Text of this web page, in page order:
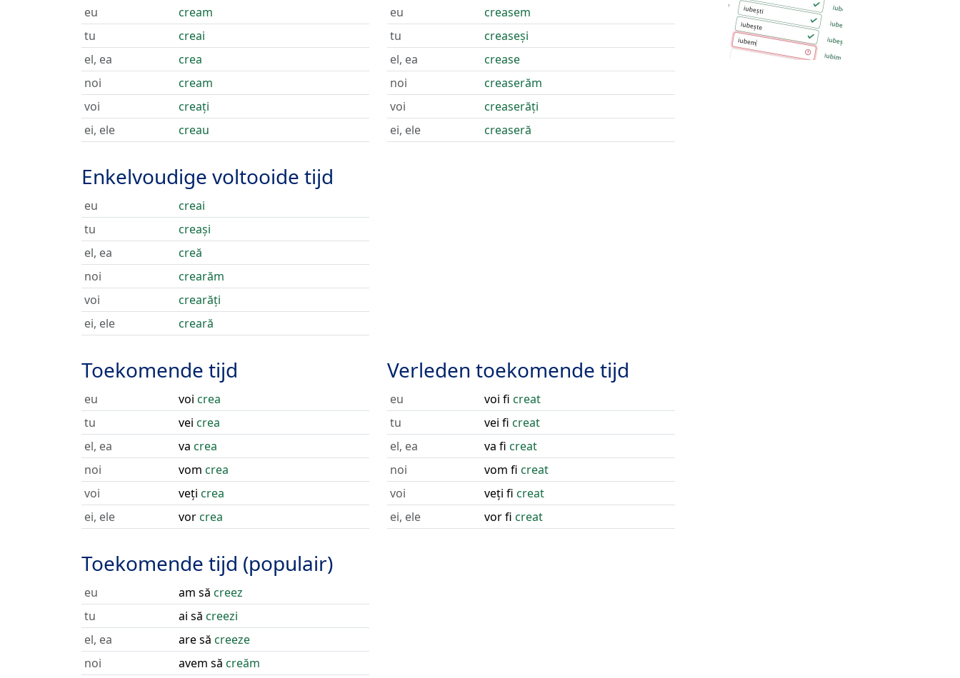
eu
cream
tu
creai
el, ea
crea
noi
cream
voi
creați
ei, ele
creau
Enkelvoudige voltooide tijd
eu
creai
tu
creași
el, ea
creă
noi
crearăm
voi
crearăți
ei, ele
creară
eu
creasem
tu
creaseși
el, ea
crease
noi
creaserăm
voi
creaserăți
ei, ele
creaseră
Toekomende tijd
eu voi crea
tu
vei crea
el, ea
va crea
noi
vom crea
voi
veți crea
ei, ele
vorcrea
Toekomende tijd (populair)
eu am să creez
tu
ai să creezi
el, ea
are să creeze
noi
avem să creăm
Verleden toekomende tijd
eu voi fi creat
tu
vei fi creat
el, ea
va fi creat
noi
vom fi creat
voi
veți fi creat
ei, ele
vor fi creat